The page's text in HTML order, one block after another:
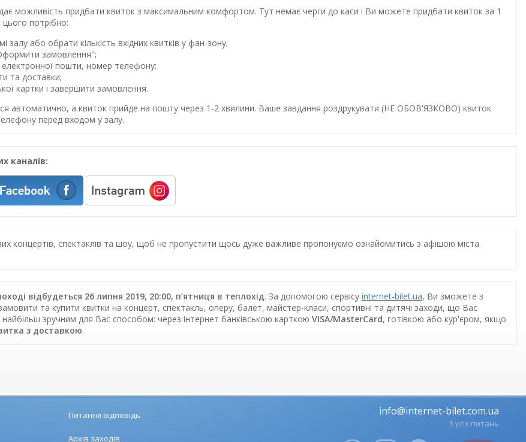
дає можливість придбати квиток з максимальним комфортом. Тут немає черги до каси і Ви можете придбати квиток за 1
потрібно:
залу або обрати кількість вхідних квитків у фан-зону;
замовлення";
електронної пошти, номер телефону;
та доставки;
картки і завершити замовлення.
автоматично, а квиток прийде на пошту через 1-2 хвилини. Ваше завдання роздрукувати (НЕ ОБОВ'ЯЗКОВО) квиток
перед входом у залу.
каналів:
концертів, спектаклів та шоу, щоб не пропустити щось дуже важливе пропонуємо ознайомитись з афішою міста
відбудеться 26 липня 2019, 20:00, п’ятниця в теплохід. За допомогою сервісу internet-bilet.ua, Ви зможете з
та купити квитки на концерт, спектакль, оперу, балет, майстер-класи, спортивні та дитячі заходи, що Вас
найбільш зручним для Вас способом: через інтернет банківською карткою VISA/MasterCard, готівкою або кур'єром, якщо
з доставкою.
Питання відповідь
Архів заходів
info@internet-bilet.com.ua
З усіх питань